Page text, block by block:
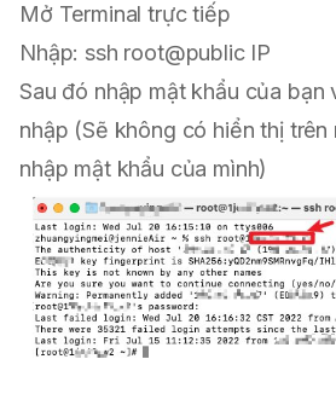
Mở Terminal trực tiếp
Nhập: ssh root@public IP
Sau đó nhập mật khẩu của bạn
nhập (Sẽ không có hiển thị trên
nhập mật khẩu của mình)